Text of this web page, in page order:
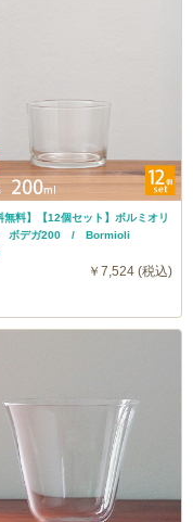
無料】【12個セット】ボルミオリ
ボデガ200 / Bormioli
￥7,524 (税込)